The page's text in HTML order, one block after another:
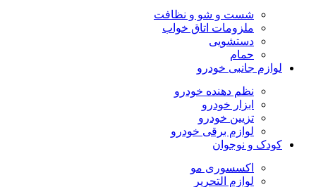
شست و شو و نظافت
ملزومات اتاق خواب
دستشویی
حمام
لوازم جانبی خودرو
نظم دهنده خودرو
ابزار خودرو
تزیین خودرو
لوازم برقی خودرو
کودک و نوجوان
اکسسوری مو
لوازم التحریر